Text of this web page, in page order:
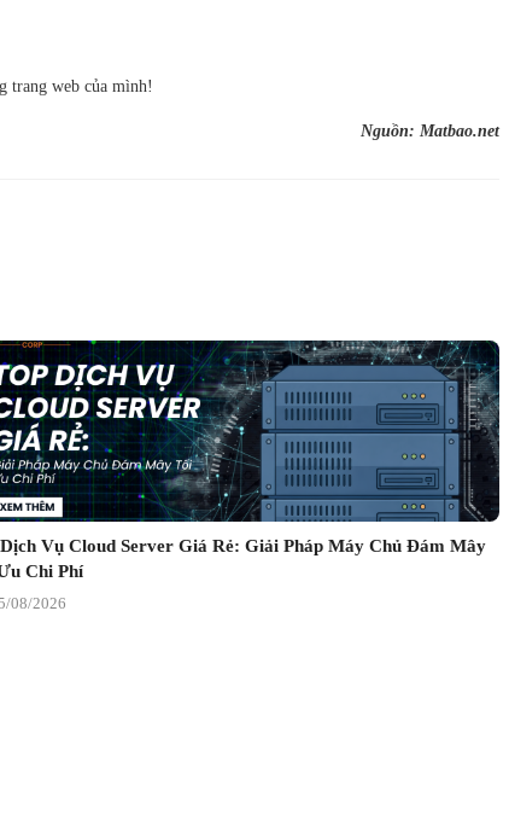
trang web của mình!
Nguồn: Matbao.net
Vụ Cloud Server Giá Rẻ: Giải Pháp Máy Chủ Đám Mây
Chi Phí
08/2026